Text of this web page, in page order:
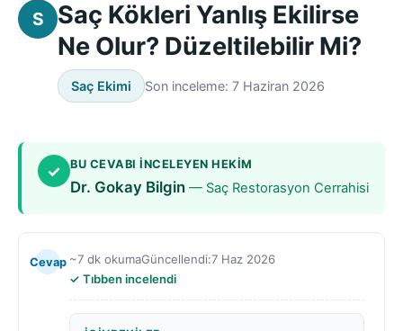
S
Saç Kökleri Yanlış Ekilirse
Ne Olur? Düzeltilebilir Mi?
Saç Ekimi Son inceleme: 7 Haziran 2026
✓ BU CEVABI INCELEYEN HEKIM
Dr. Gokay Bilgin — Saç Restorasyon Cerrahisi
Cevap ~7 dk okumaGüncellendi:7 Haz 2026
Tıbben incelendi